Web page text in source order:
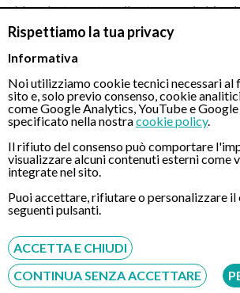
Rispettiamo la tua privacy
Informativa
Noi utilizziamo cookie tecnici necessari al
sito e, solo previo consenso, cookie
come Google Analytics, YouTube e
specificato nella nostracookie policy.
Il rifiuto del consenso può comportare
visualizzare alcuni contenuti esterni come
integrate nel sito.
Puoi accettare, rifiutare o personalizzare il
seguenti pulsanti.
ACCETTA E CHIUDI
CONTINUA SENZA ACCETTARE
abbondantemente nello stomaco, in
che sono alcali forti e che neutralizzano
neutralizzano l'acido intorno all' Hp e lo
Come si cura l'Helicobacter Pylori
La terapia solitamente applicata
un farmaco antiacido. Il Gruppo
Helicobacter pylori, al Consensus
2000 ha raccomandato uno schema
sull'associazione di due antibiotici a un
Fonte:
pylori/gastroscopia-helicobacter-